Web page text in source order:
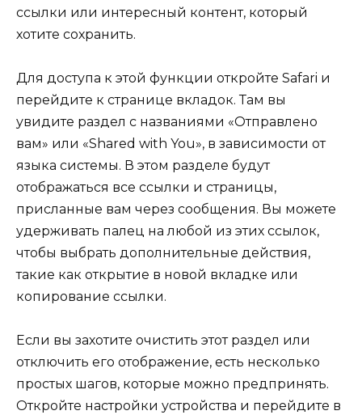
ссылки или интересный контент, который
хотите сохранить.
Для доступа к этой функции откройте Safari и
перейдите к странице вкладок. Там вы
увидите раздел с названиями «Отправлено
вам» или «Shared with You», в зависимости от
языка системы. В этом разделе будут
отображаться все ссылки и страницы,
присланные вам через сообщения. Вы можете
удерживать палец на любой из этих ссылок,
чтобы выбрать дополнительные действия,
такие как открытие в новой вкладке или
копирование ссылки.
Если вы захотите очистить этот раздел или
отключить его отображение, есть несколько
простых шагов, которые можно предпринять.
Откройте настройки устройства и перейдите в